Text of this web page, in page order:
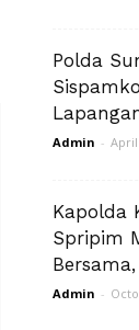
Polda
Admin - April
Kapolda
Spripim
Admin -